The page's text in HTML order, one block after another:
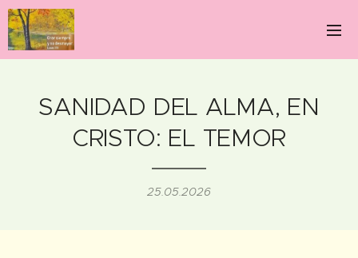
SANIDAD DEL ALMA, EN
CRISTO: EL TEMOR
25.05.2026